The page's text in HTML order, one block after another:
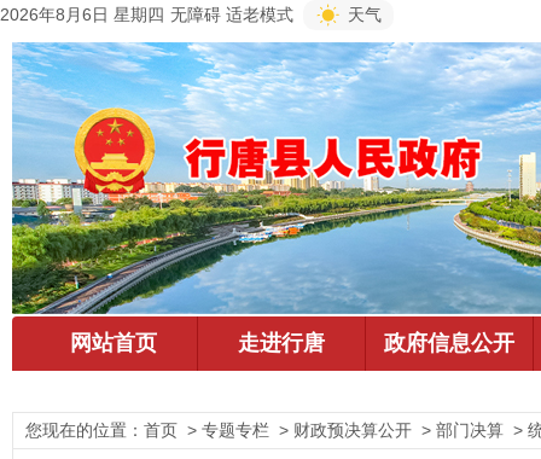
2026年8月6日 星期四 无障碍 适老模式 天气
您现在的位置： 首页 > 专题专栏 > 财政预决算公开 > 部门决算 >